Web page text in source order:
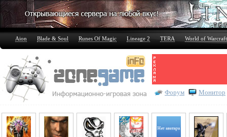
Aion Blade & Soul Runes Of Magic Lineage 2 TERA World of Warcraft
Форум Монитор